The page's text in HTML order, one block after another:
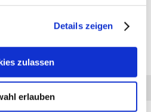
Details zeigen
zulassen
erlauben
in unseren Katalog aufgenommen.